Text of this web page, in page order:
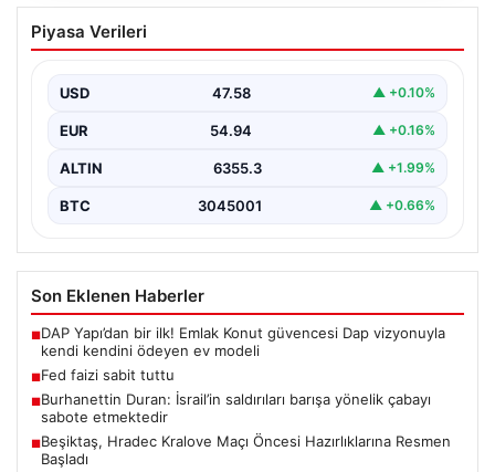
Fed faizi sabit tuttu
Piyasa Verileri
USD 47.58 ▲ +0.10%
EUR 54.94 ▲ +0.16%
ALTIN 6355.3 ▲ +1.99%
BTC 3045001 ▲ +0.66%
Son Eklenen Haberler
■DAP Yapı’dan bir ilk! Emlak Konut güvencesi Dap vizyonuyla
kendi kendini ödeyen ev modeli
■Fed faizi sabit tuttu
■Burhanettin Duran: İsrail’in saldırıları barışa yönelik çabayı
sabote etmektedir
■Beşiktaş, Hradec Kralove Maçı Öncesi Hazırlıklarına Resmen
Başladı